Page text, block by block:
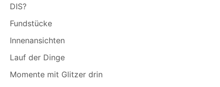
DIS?
Fundstücke
Innenansichten
Lauf der Dinge
Momente mit Glitzer drin